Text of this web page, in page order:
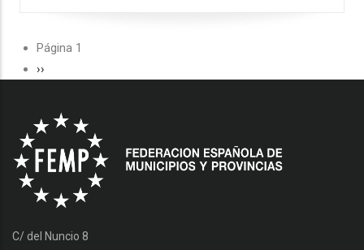
Paginación
Página 1
Siguiente
››
C/ del Nuncio 8